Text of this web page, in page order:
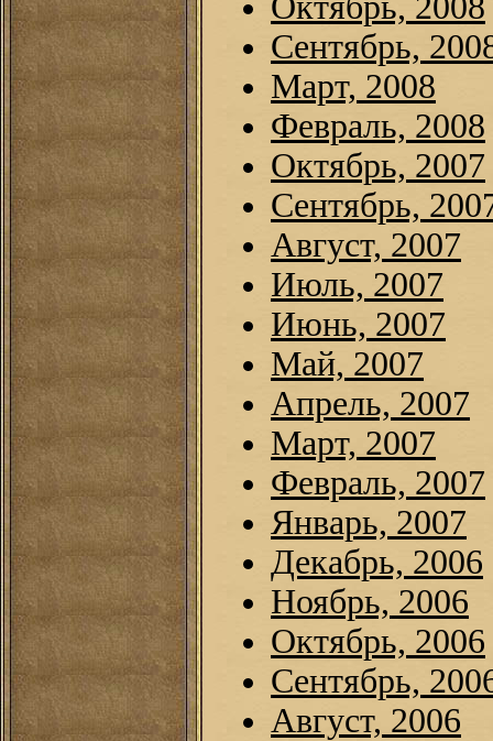
Сентябрь,
Март, 2008
Февраль, 2008
Октябрь, 2007
Сентябрь,
Август, 2007
Июль, 2007
Июнь, 2007
Май, 2007
Апрель, 2007
Март, 2007
Февраль, 2007
Январь, 2007
Декабрь, 2006
Ноябрь, 2006
Октябрь, 2006
Сентябрь,
Август, 2006